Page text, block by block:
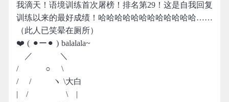
我滴天！语境训练首次屠榜！排名第29！这是自我回复
训练以来的最好成绩！哈哈哈哈哈哈哈哈哈哈哈哈……
（此人已笑晕在厕所）
❤️ ( ⚫︎ー⚫︎ ) balalala~
／ ＼
/ ○ \
/ / ヽ \大白
| / \ |